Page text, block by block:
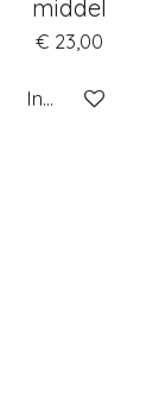
middel
€ 23,00
In winkelwagen